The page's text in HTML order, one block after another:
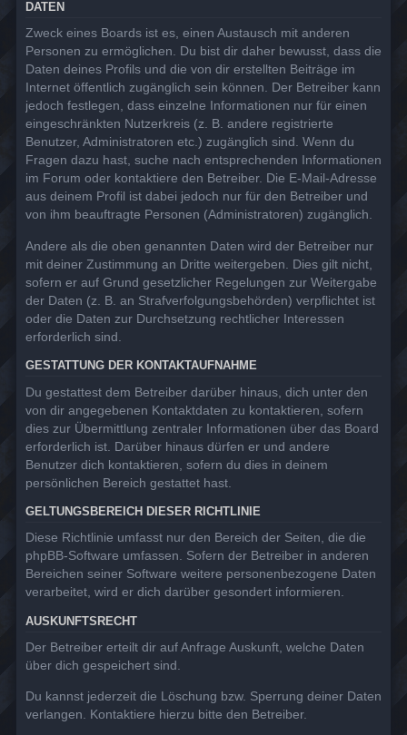
DATEN
Zweck eines Boards ist es, einen Austausch mit anderen
Personen zu ermöglichen. Du bist dir daher bewusst, dass die
Daten deines Profils und die von dir erstellten Beiträge im
Internet öffentlich zugänglich sein können. Der Betreiber kann
jedoch festlegen, dass einzelne Informationen nur für einen
eingeschränkten Nutzerkreis (z. B. andere registrierte
Benutzer, Administratoren etc.) zugänglich sind. Wenn du
Fragen dazu hast, suche nach entsprechenden Informationen
im Forum oder kontaktiere den Betreiber. Die E-Mail-Adresse
aus deinem Profil ist dabei jedoch nur für den Betreiber und
von ihm beauftragte Personen (Administratoren) zugänglich.
Andere als die oben genannten Daten wird der Betreiber nur
mit deiner Zustimmung an Dritte weitergeben. Dies gilt nicht,
sofern er auf Grund gesetzlicher Regelungen zur Weitergabe
der Daten (z. B. an Strafverfolgungsbehörden) verpflichtet ist
oder die Daten zur Durchsetzung rechtlicher Interessen
erforderlich sind.
GESTATTUNG DER KONTAKTAUFNAHME
Du gestattest dem Betreiber darüber hinaus, dich unter den
von dir angegebenen Kontaktdaten zu kontaktieren, sofern
dies zur Übermittlung zentraler Informationen über das Board
erforderlich ist. Darüber hinaus dürfen er und andere
Benutzer dich kontaktieren, sofern du dies in deinem
persönlichen Bereich gestattet hast.
GELTUNGSBEREICH DIESER RICHTLINIE
Diese Richtlinie umfasst nur den Bereich der Seiten, die die
phpBB-Software umfassen. Sofern der Betreiber in anderen
Bereichen seiner Software weitere personenbezogene Daten
verarbeitet, wird er dich darüber gesondert informieren.
AUSKUNFTSRECHT
Der Betreiber erteilt dir auf Anfrage Auskunft, welche Daten
über dich gespeichert sind.
Du kannst jederzeit die Löschung bzw. Sperrung deiner Daten
verlangen. Kontaktiere hierzu bitte den Betreiber.